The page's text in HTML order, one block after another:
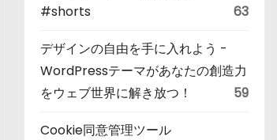
#shorts
63
デザインの自由を手に入れよう -
WordPressテーマがあなたの創造力
をウェブ世界に解き放つ！
59
Cookie同意管理ツール